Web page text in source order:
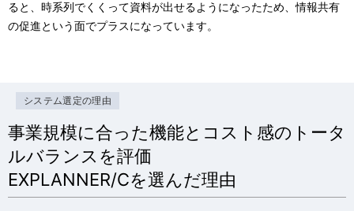
ると、時系列でくくって資料が出せるようになったため、情報共有
の促進という面でプラスになっています。
システム選定の理由
事業規模に合った機能とコスト感のトータ
ルバランスを評価
EXPLANNER/Cを選んだ理由